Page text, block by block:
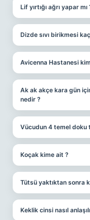
Lif yırtığı ağrı yapar mı
Dizde sıvı birikmesi
Avicenna Hastanesi
Ak ak akçe kara gün
nedir ?
Vücudun 4 temel doku
Koçak kime ait ?
Tütsü yaktıktan sonra
Keklik cinsi nasıl